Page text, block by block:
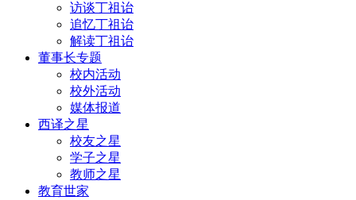
访谈丁祖诒
追忆丁祖诒
解读丁祖诒
董事长专题
校内活动
校外活动
媒体报道
西译之星
校友之星
学子之星
教师之星
教育世家